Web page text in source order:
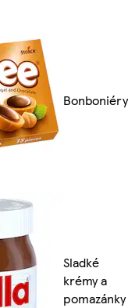
Bonboniéry
Sladké
krémy a
pomazánky